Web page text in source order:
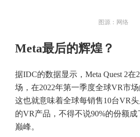
图源：网络
Meta最后的辉煌？
据IDC的数据显示，Meta Quest 2在
场，在2022年第一季度全球VR市场
这也就意味着全球每销售10台VR
的VR产品，不得不说90%的份额成
巅峰。